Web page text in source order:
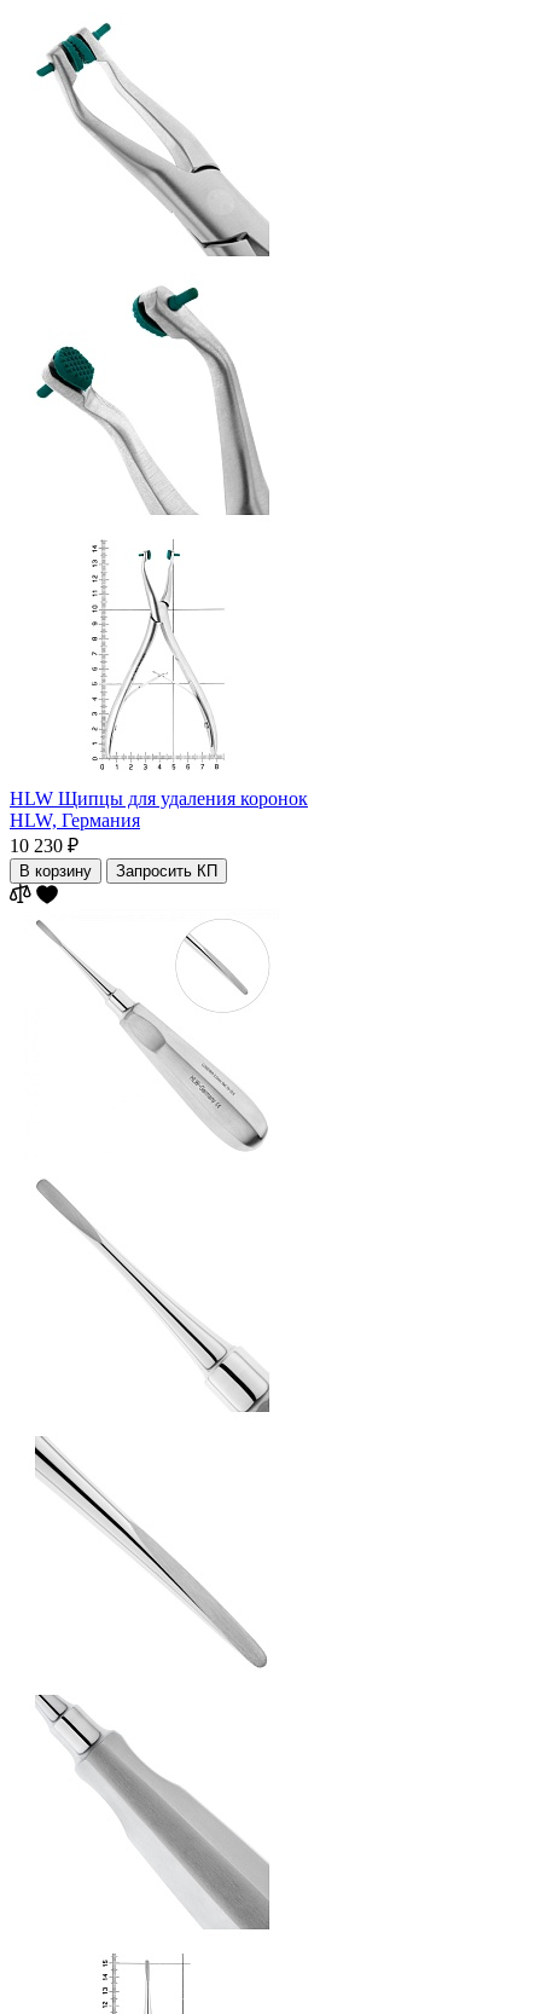
HLW Щипцы для удаления коронок
HLW, Германия
10 230 ₽
В корзину Запросить КП